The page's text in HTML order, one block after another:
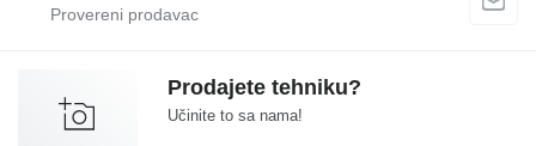
Prodajete tehniku?
Učinite to sa nama!